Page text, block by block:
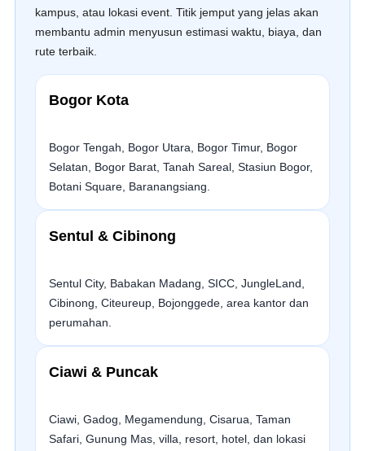
kampus, atau lokasi event. Titik jemput yang jelas akan
membantu admin menyusun estimasi waktu, biaya, dan
rute terbaik.
Bogor Kota
Bogor Tengah, Bogor Utara, Bogor Timur, Bogor
Selatan, Bogor Barat, Tanah Sareal, Stasiun Bogor,
Botani Square, Baranangsiang.
Sentul & Cibinong
Sentul City, Babakan Madang, SICC, JungleLand,
Cibinong, Citeureup, Bojonggede, area kantor dan
perumahan.
Ciawi & Puncak
Ciawi, Gadog, Megamendung, Cisarua, Taman
Safari, Gunung Mas, villa, resort, hotel, dan lokasi